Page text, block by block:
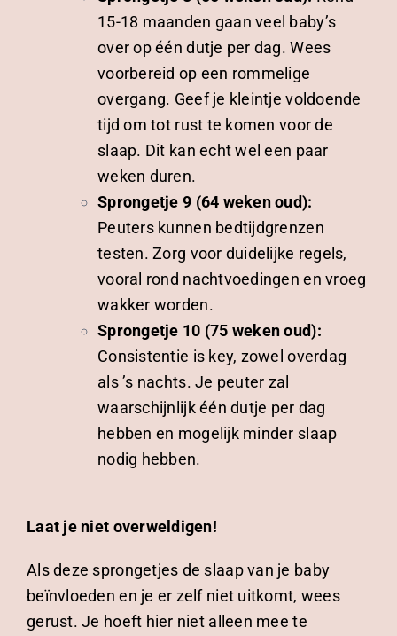
15-18 maanden gaan veel baby’s
over op één dutje per dag. Wees
voorbereid op een rommelige
overgang. Geef je kleintje voldoende
tijd om tot rust te komen voor de
slaap. Dit kan echt wel een paar
weken duren.
Sprongetje 9 (64 weken oud):
Peuters kunnen bedtijdgrenzen
testen. Zorg voor duidelijke regels,
vooral rond nachtvoedingen en vroeg
wakker worden.
Sprongetje 10 (75 weken oud):
Consistentie is key, zowel overdag
als ’s nachts. Je peuter zal
waarschijnlijk één dutje per dag
hebben en mogelijk minder slaap
nodig hebben.
Laat je niet overweldigen!
Als deze sprongetjes de slaap van je baby
beïnvloeden en je er zelf niet uitkomt, wees
gerust. Je hoeft hier niet alleen mee te